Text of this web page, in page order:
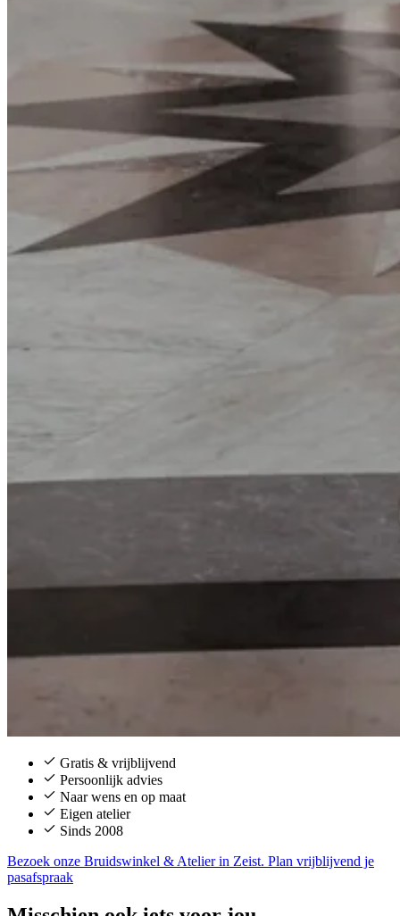
Gratis & vrijblijvend
Persoonlijk advies
Naar wens en op maat
Eigen atelier
Sinds 2008
Bezoek onze Bruidswinkel & Atelier in Zeist. Plan vrijblijvend je
pasafspraak